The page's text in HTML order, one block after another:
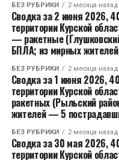
БЕЗ РУБРИКИ 2 месяца назад
Сводка за 2 июня 2026,
территории Курской
— ракетные
БПЛА; из мирных
БЕЗ РУБРИКИ 2 месяца назад
Сводка за 1 июня 2026,
территории Курской
ракетных (Рыльский
жителей — 5
БЕЗ РУБРИКИ 2 месяца назад
Сводка за 30 мая 2026,
территории Курской